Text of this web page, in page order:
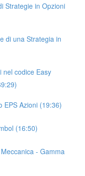
Strategie in Opzioni
di una Strategia in
nel codice Easy
EPS Azioni (19:36)
(16:50)
- Gamma